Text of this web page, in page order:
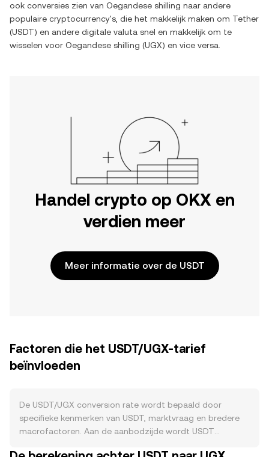
ook conversies zien van Oegandese shilling naar andere
populaire cryptocurrency's, die het makkelijk maken om Tether
(USDT) en andere digitale valuta snel en makkelijk om te
wisselen voor Oegandese shilling (UGX) en vice versa.
Handel crypto op OKX en
verdien meer
Meer informatie over de USDT
Factoren die het USDT/UGX-tarief
beïnvloeden
De USDT/UGX conversion rate wordt bepaald door
specifieke kenmerken van USDT, marktvraag en bredere
macrofactoren. Aan de aanbodzijde wordt USDT